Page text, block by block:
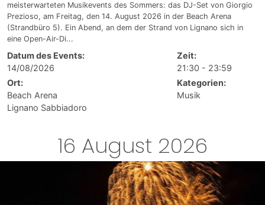
meisterwarteten Musikevents des Sommers: das DJ-Set von Giorgio
Prezioso, am Freitag, den 14. August 2026 in der Beach Arena
(Strandbüro 5). Ein Abend, an dem der Strand von Lignano sich in
eine Open-Air-Di...
Datum des Events:
14/08/2026
Zeit:
21:30 - 23:59
Ort:
Beach Arena
Lignano Sabbiadoro
Kategorien:
Musik
16 August 2026